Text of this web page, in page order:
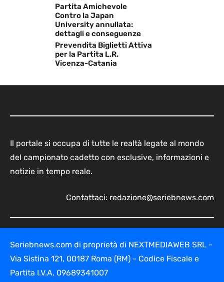
Partita Amichevole
Contro la Japan
University annullata:
dettagli e conseguenze
Prevendita Biglietti Attiva
per la Partita L.R.
Vicenza-Catania
Il portale si occupa di tutte le realtà legate al mondo
del campionato cadetto con esclusive, informazioni e
notizie in tempo reale.
Contattaci: redazione@seriebnews.com
Seriebnews.com di proprietà di NEXTMEDIAWEB SRL -
Via Sistina 121, 00187 Roma (RM) - Codice Fiscale e
Partita I.V.A. 09689341007